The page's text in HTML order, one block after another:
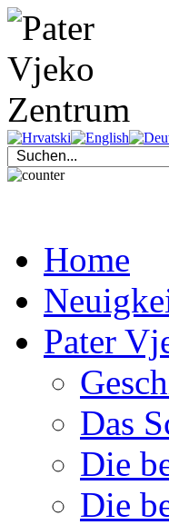
Home
Pater
Das
Die
Die